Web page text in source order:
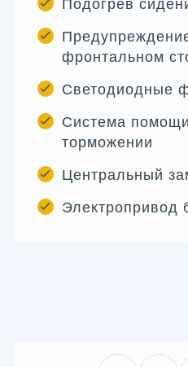
Подогрев
фронтальном
Светодиодные
Система
торможении
Центральный
Электропривод